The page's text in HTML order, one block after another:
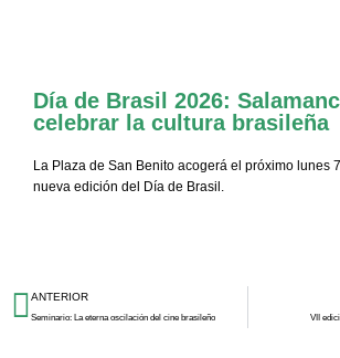
Día de Brasil 2026:
celebrar la cultura brasileña
La Plaza de San Benito acogerá el próximo lunes
nueva edición del Día de Brasil.
ANTERIOR
Seminario: La eterna oscilación del cine brasileño VII